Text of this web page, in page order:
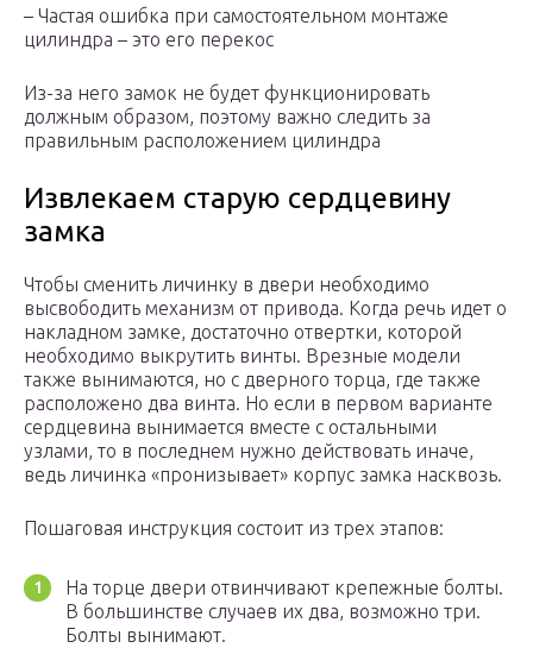
– Частая ошибка при самостоятельном монтаже
цилиндра – это его перекос
Из-за него замок не будет функционировать
должным образом, поэтому важно следить за
правильным расположением цилиндра
Извлекаем старую сердцевину
замка
Чтобы сменить личинку в двери необходимо
высвободить механизм от привода. Когда речь идет о
накладном замке, достаточно отвертки, которой
необходимо выкрутить винты. Врезные модели
также вынимаются, но с дверного торца, где также
расположено два винта. Но если в первом варианте
сердцевина вынимается вместе с остальными
узлами, то в последнем нужно действовать иначе,
ведь личинка «пронизывает» корпус замка насквозь.
Пошаговая инструкция состоит из трех этапов:
На торце двери отвинчивают крепежные болты.
В большинстве случаев их два, возможно три.
Болты вынимают.